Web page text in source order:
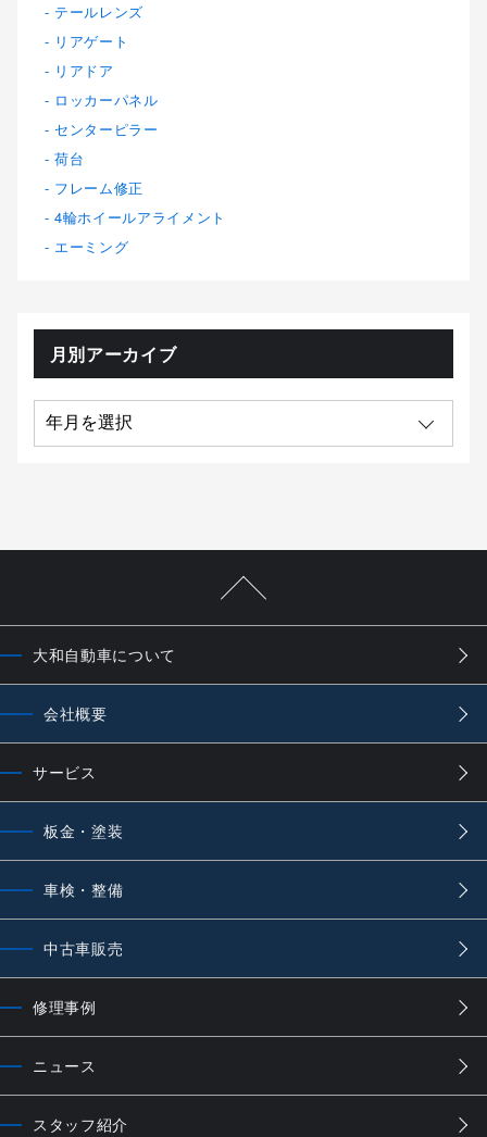
テールレンズ
リアゲート
リアドア
ロッカーパネル
センターピラー
荷台
フレーム修正
4輪ホイールアライメント
エーミング
月別アーカイブ
大和自動車について
会社概要
サービス
板金・塗装
車検・整備
中古車販売
修理事例
ニュース
スタッフ紹介